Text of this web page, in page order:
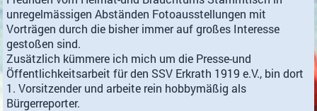
unregelmässigen Abständen Fotoausstellungen mit
Vorträgen durch die bisher immer auf großes Interesse
gestoßen sind.
Zusätzlich kümmere ich mich um die Presse-und
Öffentlichkeitsarbeit für den SSV Erkrath 1919 e.V., bin dort
1. Vorsitzender und arbeite rein hobbymäßig als
Bürgerreporter.